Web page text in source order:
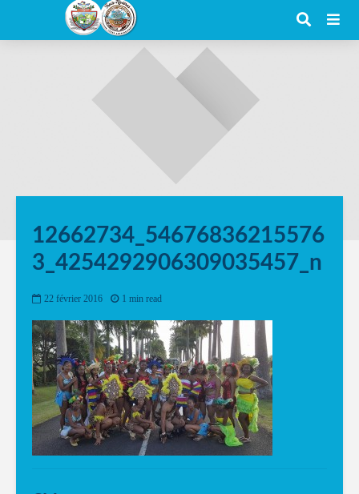
12662734_54676836215576
3_4254292906309035457_n
22 février 2016 1 min read